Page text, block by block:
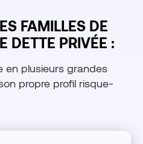
FAMILLES DE
DETTE PRIVÉE :
en plusieurs grandes
propre profil risque-